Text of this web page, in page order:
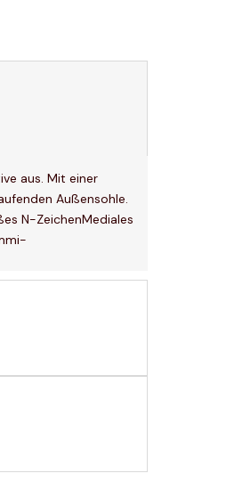
aus. Mit einer
Außensohle.
N-ZeichenMediales